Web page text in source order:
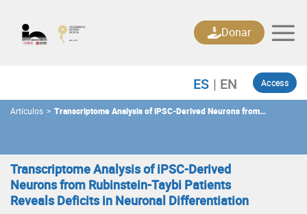
content
Access
Donar
Artículos > Transcriptome Analysis of iPSC-Derived Neurons from
Transcriptome Analysis of iPSC-Derived
Neurons from Rubinstein-Taybi Patients
Reveals Deficits in Neuronal Differentiation